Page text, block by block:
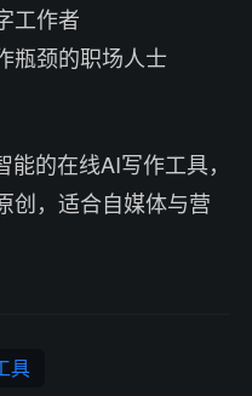
工作者
瓶颈的职场人士
的在线AI写作工具，
创，适合自媒体与营
具